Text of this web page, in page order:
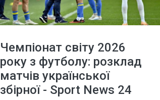
Чемпіонат світу 2026
року з футболу: розклад
матчів української
збірної - Sport News 24